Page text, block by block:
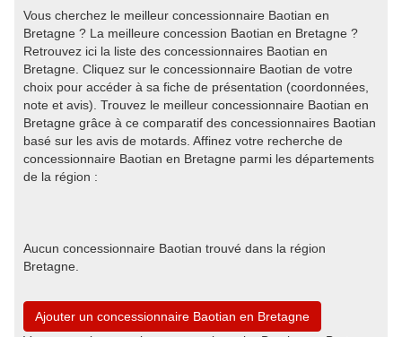
Vous cherchez le meilleur concessionnaire Baotian en
Bretagne ? La meilleure concession Baotian en Bretagne ?
Retrouvez ici la liste des concessionnaires Baotian en
Bretagne. Cliquez sur le concessionnaire Baotian de votre
choix pour accéder à sa fiche de présentation (coordonnées,
note et avis). Trouvez le meilleur concessionnaire Baotian en
Bretagne grâce à ce comparatif des concessionnaires Baotian
basé sur les avis de motards. Affinez votre recherche de
concessionnaire Baotian en Bretagne parmi les départements
de la région :
Aucun concessionnaire Baotian trouvé dans la région
Bretagne.
Ajouter un concessionnaire Baotian en Bretagne